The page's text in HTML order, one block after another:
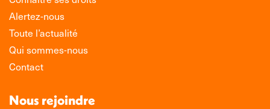
Alertez-nous
Toute l’actualité
Qui sommes-nous
Contact
Nous rejoindre